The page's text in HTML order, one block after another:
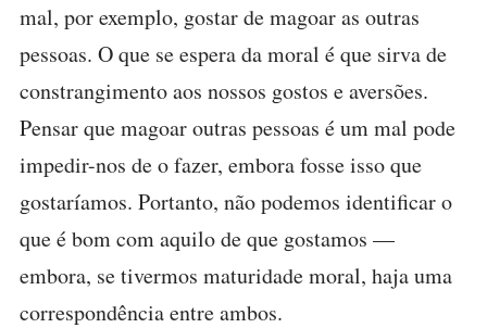
mal, por exemplo, gostar de magoar as outras
pessoas. O que se espera da moral é que sirva de
constrangimento aos nossos gostos e aversões.
Pensar que magoar outras pessoas é um mal pode
impedir-nos de o fazer, embora fosse isso que
gostaríamos. Portanto, não podemos identificar o
que é bom com aquilo de que gostamos —
embora, se tivermos maturidade moral, haja uma
correspondência entre ambos.